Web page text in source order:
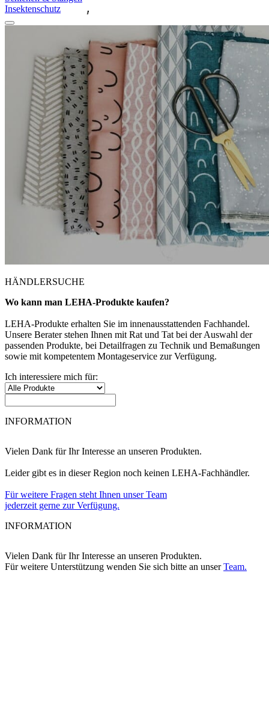
Insekten­schutz
HÄNDLERSUCHE
Wo kann man LEHA-Produkte kaufen?
LEHA-Produkte erhalten Sie im innenausstattenden Fachhandel.
Unsere Berater stehen Ihnen mit Rat und Tat bei der Auswahl der
passenden Produkte, bei Detailfragen zu Technik und Bemaßungen
sowie mit kompetentem Montageservice zur Verfügung.
Ich interessiere mich für:
INFORMATION
Vielen Dank für Ihr Interesse an unseren Produkten.
Leider gibt es in dieser Region noch keinen LEHA-Fachhändler.
Für weitere Fragen steht Ihnen unser Team
jederzeit gerne zur Verfügung.
INFORMATION
Vielen Dank für Ihr Interesse an unseren Produkten.
Für weitere Unterstützung wenden Sie sich bitte an unserTeam.